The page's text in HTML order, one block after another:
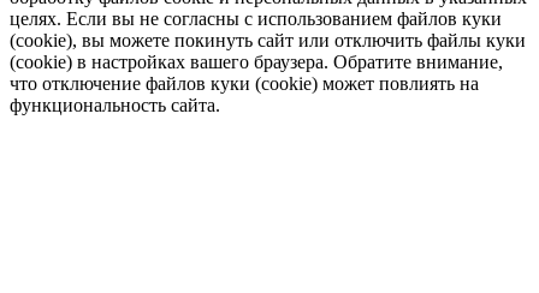
целях. Если вы не согласны с использованием файлов куки
(cookie), вы можете покинуть сайт или отключить файлы куки
(cookie) в настройках вашего браузера. Обратите внимание,
что отключение файлов куки (cookie) может повлиять на
функциональность сайта.